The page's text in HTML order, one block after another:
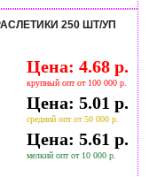
250 ШТ/УП
Цена: 4.68 р.
крупный опт от 100 000 р.
Цена: 5.01 р.
средний опт от 50 000 р.
Цена: 5.61 р.
мелкий опт от 10 000 р.